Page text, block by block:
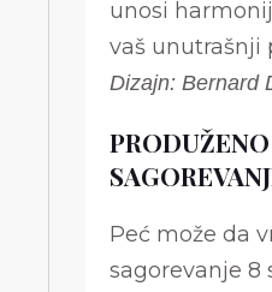
unosi
vaš unutrašnji
Dizajn: Bernard
PRODUŽENO
Peć može da
sagorevanje 8